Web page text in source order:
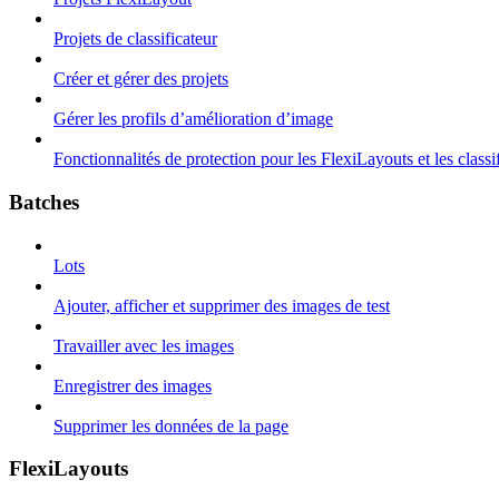
Projets de classificateur
Créer et gérer des projets
Gérer les profils d’amélioration d’image
Fonctionnalités de protection pour les FlexiLayouts et les
Batches
Lots
Ajouter, afficher et supprimer des images de test
Travailler avec les images
Enregistrer des images
Supprimer les données de la page
FlexiLayouts